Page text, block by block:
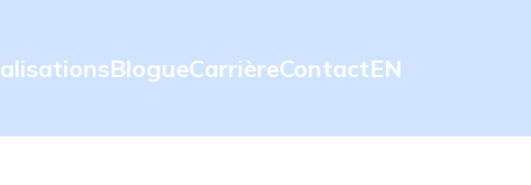
BlogueCarrièreContactEN